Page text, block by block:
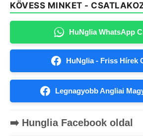
KÖVESS MINKET -
HuNglia WhatsApp
HuNglia - Friss Hírek
Legnagyobb Angliai
➡️ Hunglia Facebook oldal